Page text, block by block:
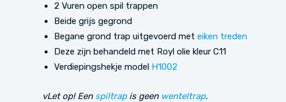
2 Vuren open spil trappen
Beide grijs gegrond
Begane grond trap uitgevoerd met eiken treden
Deze zijn behandeld met Royl olie kleur C11
Verdiepingshekje model H1002
vLet op! Een spiltrapis geen wenteltrap.